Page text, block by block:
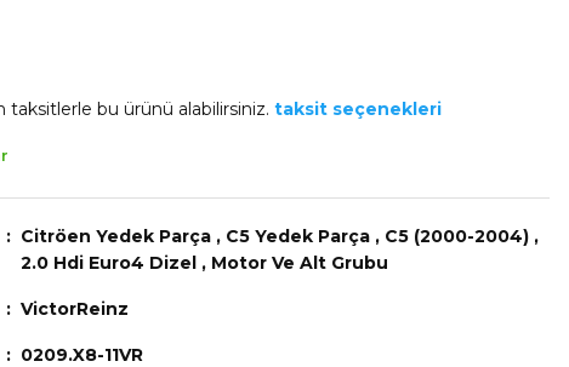
taksitlerle bu ürünü alabilirsiniz. taksit seçenekleri
Citröen Yedek Parça , C5 Yedek Parça , C5 (2000-2004) ,
2.0 Hdi Euro4 Dizel , Motor Ve Alt Grubu
VictorReinz
0209.X8-11VR